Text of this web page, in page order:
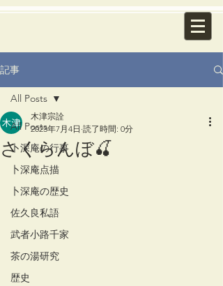
記事
All Posts
卜深庵の行事
卜深庵点描
卜深庵の歴史
佐久良私語
武者小路千家
茶の湯研究
歴史
All Posts
さくらんぼ🍒
木津宗詮
2023年7月4日 読了時間: 0分